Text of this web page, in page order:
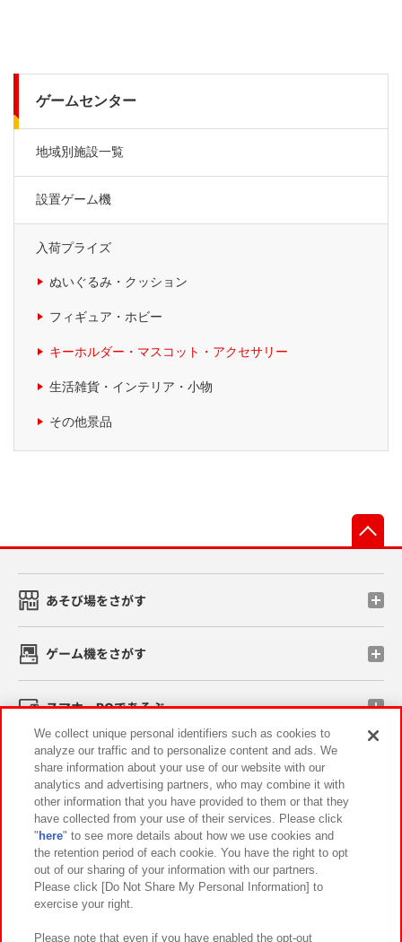
ゲームセンター
地域別施設一覧
設置ゲーム機
入荷プライズ
ぬいぐるみ・クッション
フィギュア・ホビー
キーホルダー・マスコット・アクセサリー
生活雑貨・インテリア・小物
その他景品
あそび場をさがす
ゲーム機をさがす
スマホ・PCであそぶ
イベント・キャンペーン
関連会社 サステナビリティ サイトポリシー
プライバシーポリシー ウェブアクセシビリティ方針と検証結果
お取引先さまとともに
カスタマーハラスメント対応方針 よくあるご質問・お問い合わせ
We collect unique personal identifiers such as cookies to
analyze our traffic and to personalize content and ads. We
share information about your use of our website with our
analytics and advertising partners, who may combine it with
other information that you have provided to them or that they
have collected from your use of their services. Please click
" here" to see more details about how we use cookies and
the retention period of each cookie. You have the right to opt
out of our sharing of your information with our partners.
Please click [Do Not Share My Personal Information] to
exercise your right.
Please note that even if you have enabled the opt-out